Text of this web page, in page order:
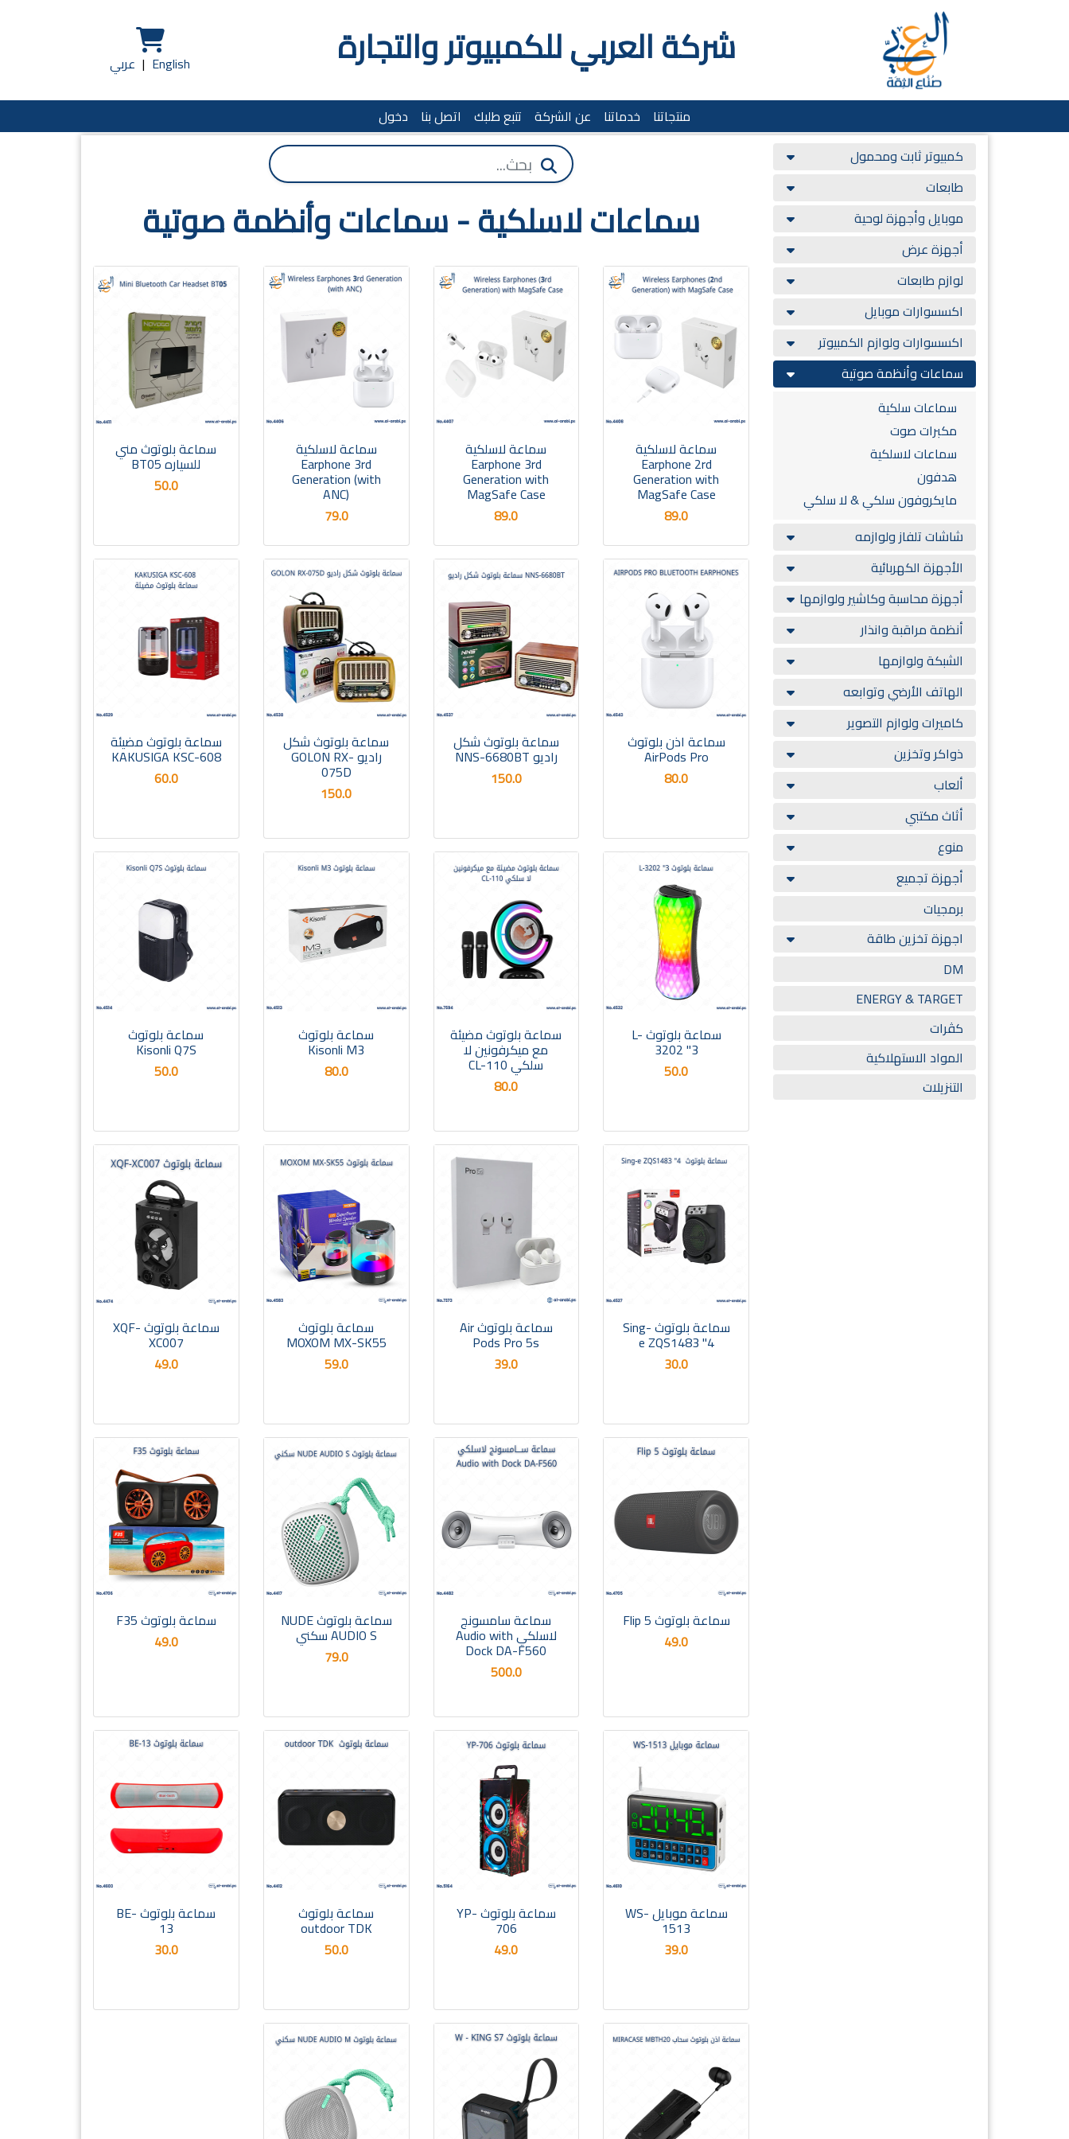
شركة العربي للكمبيوتر والتجارة English
| عربي
منتجاتنا خدماتنا عن الشركة تتبع طلبك اتصل بنا دخول
كمبيوتر ثابت ومحمول
طابعات
موبايل وأجهزة لوحية
أجهزة عرض
لوازم طابعات
اكسسوارات موبايل
اكسسوارات ولوازم الكمبيوتر
سماعات وأنظمة صوتية
سماعات سلكية
مكبرات صوت
سماعات لاسلكية
هدفون
مايكروفون سلكي & لا سلكي
شاشات تلفاز ولوازمه
الأجهزة الكهربائية
أجهزة محاسبة وكاشير ولوازمها
أنظمة مراقبة وانذار
الشبكة ولوازمها
الهاتف الأرضي وتوابعه
كاميرات ولوازم التصوير
ذواكر وتخزين
ألعاب
أثاث مكتبي
منوع
أجهزة تجميع
برمجيات
اجهزة تخزين طاقة
DM
ENERGY & TARGET
كڤرات
المواد الاستهلاكية
التنزيلات
سماعات لاسلكية - سماعات وأنظمة صوتية
سماعة لاسلكية
Earphone 2rd
Generation with
MagSafe Case
89.0
سماعة لاسلكية
Earphone 3rd
Generation with
MagSafe Case
89.0
سماعة لاسلكية
Earphone 3rd
Generation (with
ANC)
79.0
سماعة بلوتوث مني
للسياره BT05
50.0
سماعة اذن بلوتوث
AirPods Pro
80.0
سماعة بلوتوث شكل
راديو NNS-6680BT
150.0
سماعة بلوتوث شكل
راديو GOLON RX-
075D
150.0
سماعة بلوتوث مضيئة
KAKUSIGA KSC-608
60.0
سماعة بلوتوث L-
3202 "3
50.0
سماعة بلوتوث مضيئة
مع ميكرفونين لا
سلكي CL-110
80.0
سماعة بلوتوث
Kisonli M3
80.0
سماعة بلوتوث
Kisonli Q7S
50.0
سماعة بلوتوث Sing-
e ZQS1483 "4
30.0
سماعة بلوتوث Air
Pods Pro 5s
39.0
سماعة بلوتوث
MOXOM MX-SK55
59.0
سماعة بلوتوث XQF-
XC007
49.0
سماعة بلوتوث Flip 5
49.0
سماعة سامسونج
لاسلكي Audio with
Dock DA-F560
500.0
سماعة بلوتوث NUDE
AUDIO S سكني
79.0
سماعة بلوتوث F35
49.0
سماعة موبايل WS-
1513
39.0
سماعة بلوتوث YP-
706
49.0
سماعة بلوتوث
outdoor TDK
50.0
سماعة بلوتوث BE-
13
30.0